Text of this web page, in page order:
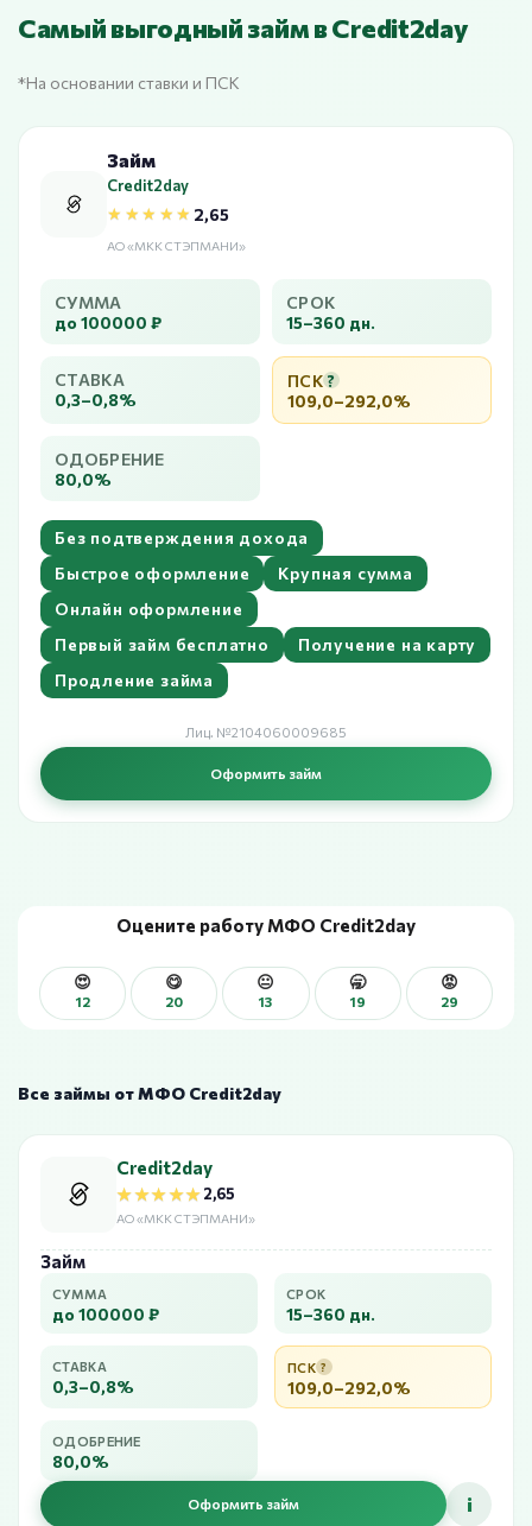
Самый выгодный займ в Credit2day
*На основании ставки и ПСК
Займ
Credit2day
★★★★★
★★★★★ 2,65
АО «МКК СТЭПМАНИ»
СУММА
до 100000 ₽
СРОК
15–360 дн.
СТАВКА
0,3–0,8%
ПСК ?
109,0–292,0%
ОДОБРЕНИЕ
80,0%
Без подтверждения дохода
Быстрое оформление
Крупная сумма
Онлайн оформление
Первый займ бесплатно
Получение на карту
Продление займа
Лиц. №2104060009685
Оформить займ
Оцените работу МФО Credit2day
😍
12
😋
20
😐
13
🥱
19
😡
29
Все займы от МФО Credit2day
Credit2day
★★★★★
★★★★★2,65
АО «МКК СТЭПМАНИ»
Займ
СУММА
до 100000 ₽
СРОК
15–360 дн.
СТАВКА
0,3–0,8%
ПСК ?
109,0–292,0%
ОДОБРЕНИЕ
80,0%
Оформить займ i